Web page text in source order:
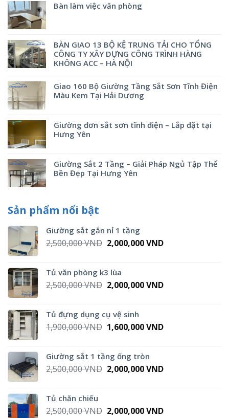
Bàn làm việc văn phòng
BÀN GIAO 13 BỘ KỆ TRUNG TẢI CHO TỔNG
CÔNG TY XÂY DỰNG CÔNG TRÌNH HÀNG
KHÔNG ACC – HÀ NỘI
Giao 160 Bộ Giường Tầng Sắt Sơn Tĩnh Điện
Màu Kem Tại Hải Dương
Giường đơn sắt sơn tĩnh điện – Lắp đặt tại
Hưng Yên
Giường Sắt 2 Tầng – Giải Pháp Ngủ Tập Thể
Bền Đẹp Tại Hưng Yên
Sản phẩm nổi bật
Giường sắt gắn nỉ 1 tầng
2,500,000VND Original
2,500,000 VND.
2,000,000VNDCurrent
Tủ văn phòng k3 lùa
2,500,000VND Original
2,500,000 VND.
2,000,000VNDCurrent
Tủ đựng dụng cụ vệ sinh
1,900,000VND Original
1,900,000 VND.
1,600,000VNDCurrent
Giường sắt 1 tầng ống tròn
2,500,000VND Original
2,000,000VNDCurrent
Tủ chăn chiếu
2,500,000VND Original
2,000,000VNDCurrent